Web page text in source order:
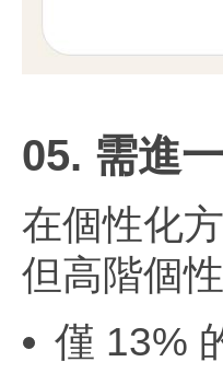
05. 需進
在個性化
但高階個
僅 13%